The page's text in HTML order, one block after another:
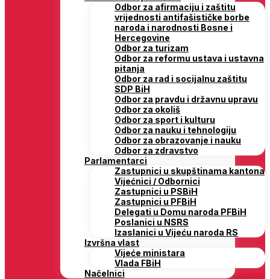
Odbor za afirmaciju i zaštitu
vrijednosti antifašističke borbe
naroda i narodnosti Bosne i
Hercegovine
Odbor za turizam
Odbor za reformu ustava i ustavna
pitanja
Odbor za rad i socijalnu zaštitu
SDP BiH
Odbor za pravdu i državnu upravu
Odbor za okoliš
Odbor za sport i kulturu
Odbor za nauku i tehnologiju
Odbor za obrazovanje i nauku
Odbor za zdravstvo
Parlamentarci
Zastupnici u skupštinama kantona
Vijećnici / Odbornici
Zastupnici u PSBiH
Zastupnici u PFBiH
Delegati u Domu naroda PFBiH
Poslanici u NSRS
Izaslanici u Vijeću naroda RS
Izvršna vlast
Vijeće ministara
Vlada FBiH
Načelnici